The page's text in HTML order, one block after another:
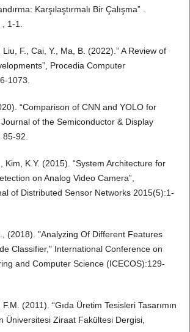
Karşılaştırmalı Bir Çalışma” .
1-1.
F., Cai, Y., Ma, B. (2022).” A Review of
Procedia Computer
1073.
“Comparison of CNN and YOLO for
of the Semiconductor & Display
92.
Kim, K.Y. (2015). “System Architecture for
on Analog Video Camera”,
of Distributed Sensor Networks 2015(5):1-
(2018). "Analyzing Of Different Features
Classifier," International Conference on
and Computer Science (ICECOS):129-
(2011). “Gıda Üretim Tesisleri Tasarımın
Üniversitesi Ziraat Fakültesi Dergisi,